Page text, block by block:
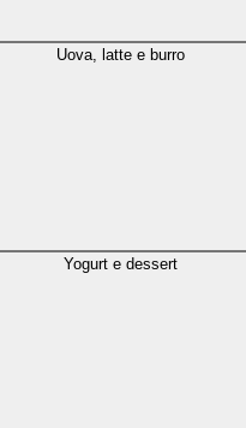
Uova, latte e burro
Yogurt e dessert